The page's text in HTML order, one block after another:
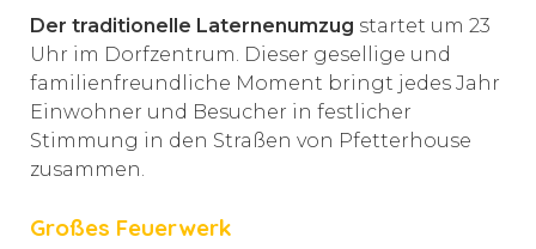
Der traditionelle Laternenumzug startet um 23
Uhr im Dorfzentrum. Dieser gesellige und
familienfreundliche Moment bringt jedes Jahr
Einwohner und Besucher in festlicher
Stimmung in den Straßen von Pfetterhouse
zusammen.
Großes Feuerwerk